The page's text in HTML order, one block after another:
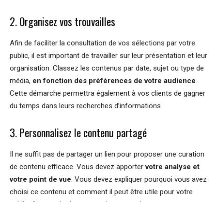
2. Organisez vos trouvailles
Afin de faciliter la consultation de vos sélections par votre
public, il est important de travailler sur leur présentation et leur
organisation. Classez les contenus par date, sujet ou type de
média, en fonction des préférences de votre audience.
Cette démarche permettra également à vos clients de gagner
du temps dans leurs recherches d’informations.
3. Personnalisez le contenu partagé
Il ne suffit pas de partager un lien pour proposer une curation
de contenu efficace. Vous devez apportervotre analyse et
votre point de vue. Vous devez expliquer pourquoi vous avez
choisi ce contenu et comment il peut être utile pour votre